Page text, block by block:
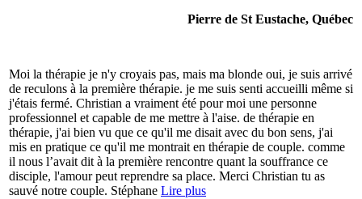
Pierre de St Eustache, Québec
Moi la thérapie je n'y croyais pas, mais ma blonde oui, je suis arrivé
de reculons à la première thérapie. je me suis senti accueilli même si
j'étais fermé. Christian a vraiment été pour moi une personne
professionnel et capable de me mettre à l'aise. de thérapie en
thérapie, j'ai bien vu que ce qu'il me disait avec du bon sens, j'ai
mis en pratique ce qu'il me montrait en thérapie de couple. comme
il nous l’avait dit à la première rencontre quant la souffrance ce
disciple, l'amour peut reprendre sa place. Merci Christian tu as
sauvé notre couple. Stéphane Lire plus